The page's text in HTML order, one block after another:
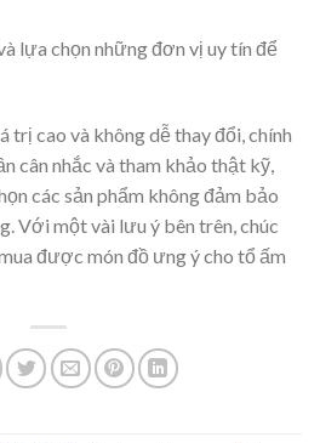
lựa chọn những đơn vị uy tín để
cao và không dễ thay đổi, chính
cân nhắc và tham khảo thật kỹ,
các sản phẩm không đảm bảo
Với một vài lưu ý bên trên, chúc
được món đồ ưng ý cho tổ ấm